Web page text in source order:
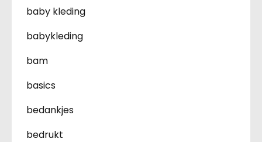
baby kleding
babykleding
bam
basics
bedankjes
bedrukt